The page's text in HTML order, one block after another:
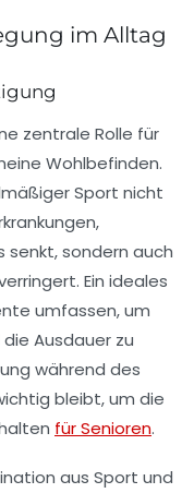
im Alltag
zentrale Rolle für
Wohlbefinden.
Sport nicht
,
senkt, sondern auch
Ein ideales
umfassen, um
Ausdauer zu
während des
bleibt, um die
für Senioren.
aus Sport und